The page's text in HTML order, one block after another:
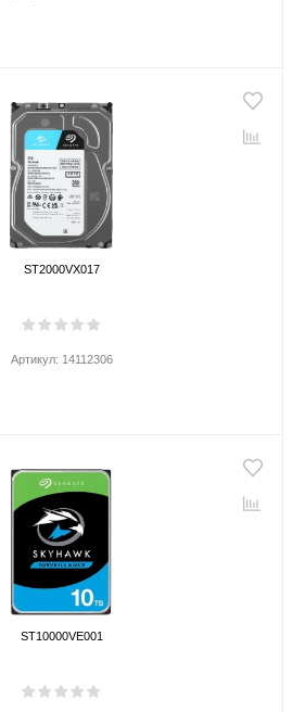
ST2000VX017
Артикул: 14112306
ST10000VE001